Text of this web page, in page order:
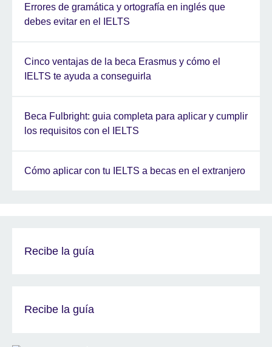
Errores de gramática y ortografía en inglés que
debes evitar en el IELTS
Cinco ventajas de la beca Erasmus y cómo el
IELTS te ayuda a conseguirla
Beca Fulbright: guia completa para aplicar y cumplir
los requisitos con el IELTS
Cómo aplicar con tu IELTS a becas en el extranjero
Recibe la guía
Recibe la guía